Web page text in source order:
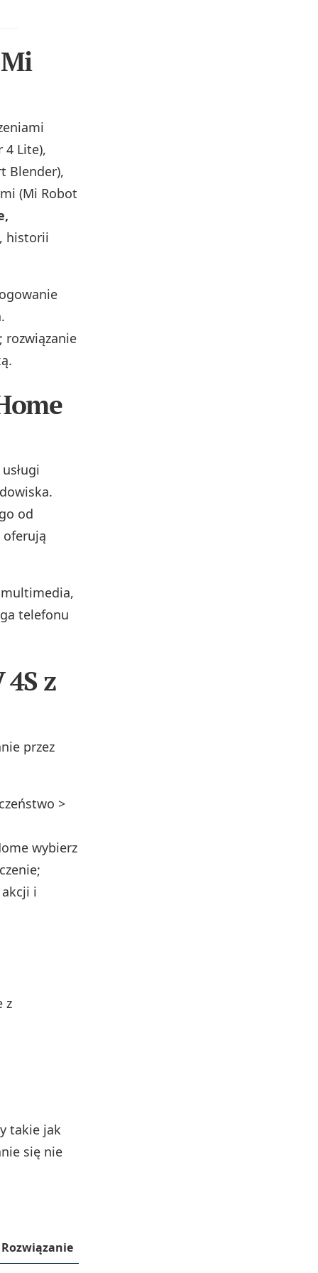
4 Lite),
Blender),
(Mi Robot
historii
rozwiązanie
od
oferują
telefonu
z
przez
>
wybierz
i
z
takie jak
się nie
Rozwiązanie